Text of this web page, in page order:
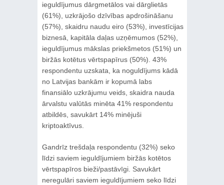
ieguldījumus dārgmetālos vai dārglietās
(61%), uzkrājošo dzīvības apdrošināšanu
(57%), skaidru naudu eiro (53%), investīcijas
biznesā, kapitāla daļas uzņēmumos (52%),
ieguldījumus mākslas priekšmetos (51%) un
biržās kotētus vērtspapīrus (50%). 43%
respondentu uzskata, ka noguldījums kādā
no Latvijas bankām ir kopumā labs
finansiālo uzkrājumu veids, skaidra nauda
ārvalstu valūtās minēta 41% respondentu
atbildēs, savukārt 14% minējuši
kriptoaktīvus.
Gandrīz trešdaļa respondentu (32%) seko
līdzi saviem ieguldījumiem biržās kotētos
vērtspapīros bieži/pastāvīgi. Savukārt
neregulāri saviem ieguldījumiem seko līdzi